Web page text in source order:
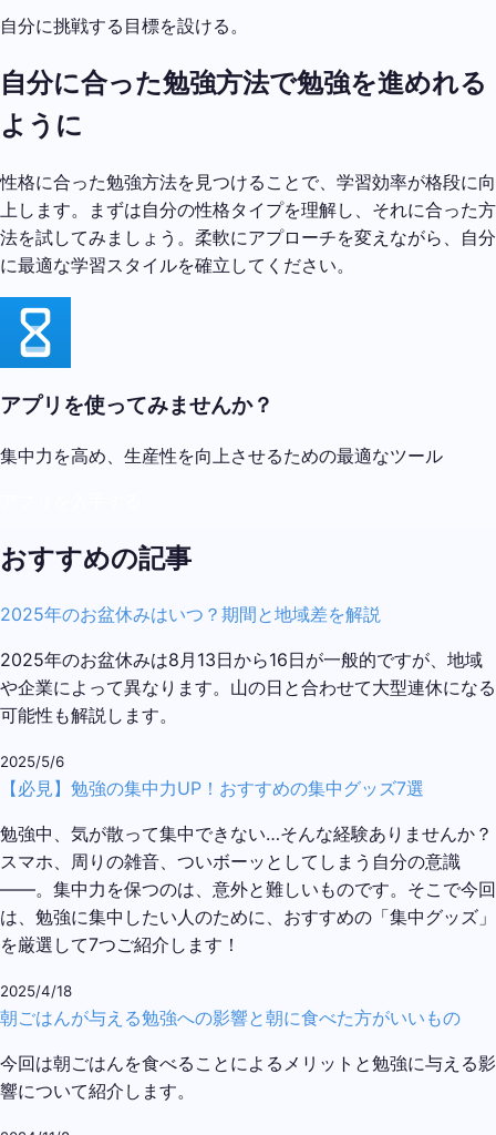
自分に挑戦する目標を設ける。
自分に合った勉強方法で勉強を進めれる
ように
性格に合った勉強方法を見つけることで、学習効率が格段に向
上します。まずは自分の性格タイプを理解し、それに合った方
法を試してみましょう。柔軟にアプローチを変えながら、自分
に最適な学習スタイルを確立してください。
アプリを使ってみませんか？
集中力を高め、生産性を向上させるための最適なツール
おすすめの記事
2025年のお盆休みはいつ？期間と地域差を解説
2025年のお盆休みは8月13日から16日が一般的ですが、地域
や企業によって異なります。山の日と合わせて大型連休になる
可能性も解説します。
2025/5/6
【必見】勉強の集中力UP！おすすめの集中グッズ7選
勉強中、気が散って集中できない…そんな経験ありませんか？
スマホ、周りの雑音、ついボーッとしてしまう自分の意識
――。集中力を保つのは、意外と難しいものです。そこで今回
は、勉強に集中したい人のために、おすすめの「集中グッズ」
を厳選して7つご紹介します！
2025/4/18
朝ごはんが与える勉強への影響と朝に食べた方がいいもの
今回は朝ごはんを食べることによるメリットと勉強に与える影
響について紹介します。